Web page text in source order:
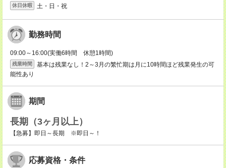
休日休暇 土・日・祝
勤務時間
09:00～16:00(実働6時間 休憩1時間)
残業時間
基本は残業なし！2～3月の繁忙期は月に10時間ほど残業発生の可
能性あり
期間
長期（3ヶ月以上）
【急募】即日～長期 ※即日～！
応募資格・条件